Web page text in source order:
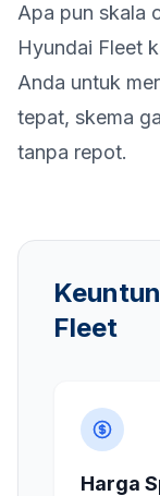
Apa pun skala
Hyundai Fleet
Anda untuk
tepat, skema
tanpa repot.
Fleet
Harga